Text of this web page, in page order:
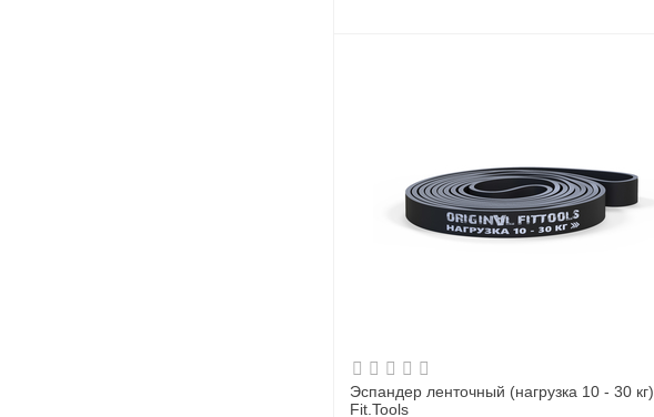
Эспандер ленточный (нагрузка 10 - 30 кг)
Fit.Tools